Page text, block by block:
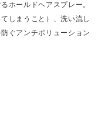
ホールドヘアスプレー。
しまうこと）、洗い流し
ぐアンチポリューション